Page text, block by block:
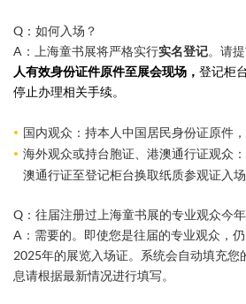
Q：如何入场？
A：上海童书展将严格实行实名登记。请
人有效身份证件原件至展会现场， 登记柜
停止办理相关手续。
国内观众：持本人中国居民身份证原件
海外观众或持台胞证、港澳通行证观众
澳通行证至登记柜台换取纸质参观证入场
Q：往届注册过上海童书展的专业观众今
A：需要的。即使您是往届的专业观众，
2025年的展览入场证。系统会自动填充您
息请根据最新情况进行填写。